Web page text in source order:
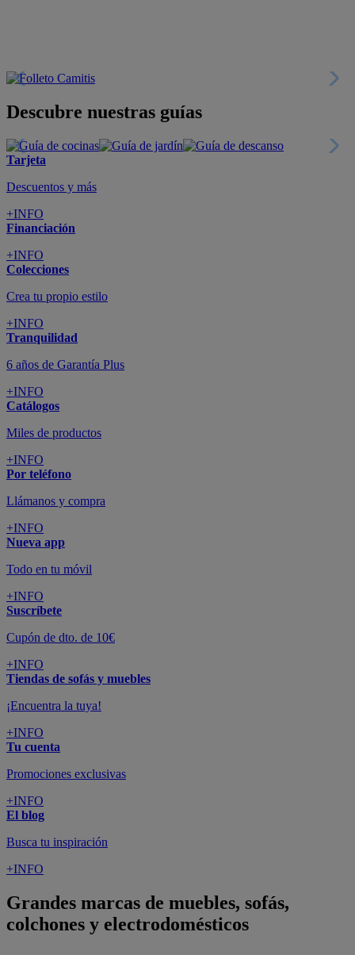
Descubre nuestras guías
Tarjeta
Descuentos y más
+INFO
Financiación
+INFO
Colecciones
Crea tu propio estilo
+INFO
Tranquilidad
6 años de Garantía Plus
+INFO
Catálogos
Miles de productos
+INFO
Por teléfono
Llámanos y compra
+INFO
Nueva app
Todo en tu móvil
+INFO
Suscríbete
Cupón de dto. de 10€
+INFO
Tiendas de sofás y muebles
¡Encuentra la tuya!
+INFO
Tu cuenta
Promociones exclusivas
+INFO
El blog
Busca tu inspiración
+INFO
Grandes marcas de muebles, sofás,
colchones y electrodomésticos